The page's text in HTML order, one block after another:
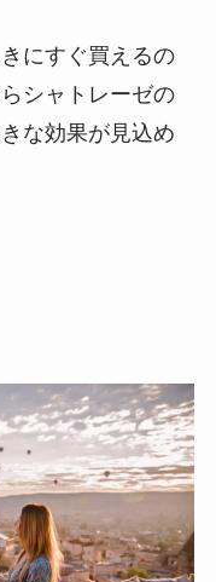
にすぐ買えるの
シャトレーゼの
な効果が見込め